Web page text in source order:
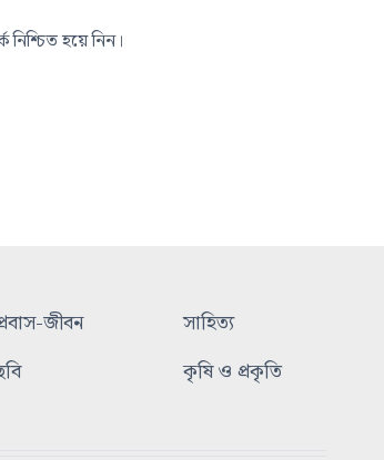
হয়ে নিন।
জীবন
সাহিত্য
কৃষি ও প্রকৃতি